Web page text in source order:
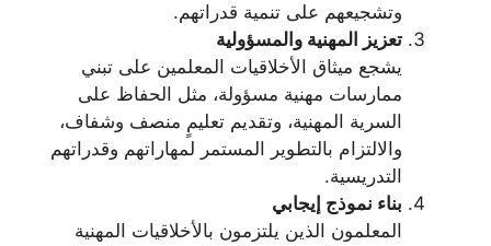
وتشجيعهم على تنمية قدراتهم.
تعزيز المهنية والمسؤولية
يشجع ميثاق الأخلاقيات المعلمين على تبني
ممارسات مهنية مسؤولة، مثل الحفاظ على
السرية المهنية، وتقديم تعليمٍ منصف وشفاف،
والالتزام بالتطوير المستمر لمهاراتهم وقدراتهم
التدريسية.
بناء نموذج إيجابي
المعلمون الذين يلتزمون بالأخلاقيات المهنية